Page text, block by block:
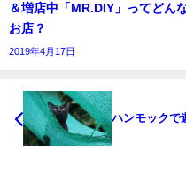
＆増店中「MR.DIY」ってどん
お店？
2019年4月17日
ハンモックで